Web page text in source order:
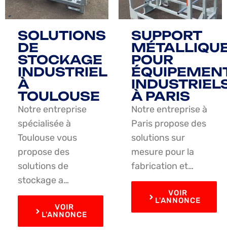
SOLUTIONS
DE
STOCKAGE
INDUSTRIEL
À
TOULOUSE
Notre entreprise
spécialisée à
Toulouse vous
propose des
solutions de
stockage a…
VOIR
L'ANNONCE
SUPPORT
POUR
À PARIS
Notre entreprise à
Paris propose des
solutions sur
mesure pour la
fabrication et…
VOIR
L'ANNONCE